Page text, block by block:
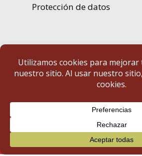
Protección de datos
Portal de Transparencia |